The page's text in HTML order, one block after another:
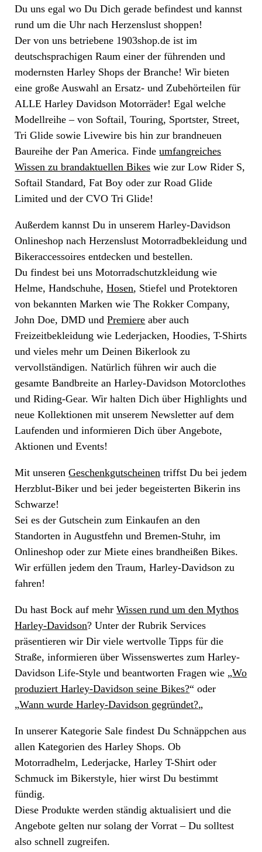
Du uns egal wo Du Dich gerade befindest und kannst
rund um die Uhr nach Herzenslust shoppen!
Der von uns betriebene 1903shop.de ist im
deutschsprachigen Raum einer der führenden und
modernsten Harley Shops der Branche! Wir bieten
eine große Auswahl an Ersatz- und Zubehörteilen für
ALLE Harley Davidson Motorräder! Egal welche
Modellreihe – von Softail, Touring, Sportster, Street,
Tri Glide sowie Livewire bis hin zur brandneuen
Baureihe der Pan America. Findeumfangreiches
Wissen zu brandaktuellen Bikes wie zur Low Rider S,
Softail Standard, Fat Boy oder zur Road Glide
Limited und der CVO Tri Glide!
Außerdem kannst Du in unserem Harley-Davidson
Onlineshop nach Herzenslust Motorradbekleidung und
Bikeraccessoires entdecken und bestellen.
Du findest bei uns Motorradschutzkleidung wie
Helme, Handschuhe,Hosen, Stiefel und Protektoren
von bekannten Marken wie The Rokker Company,
John Doe, DMD undPremiere aber auch
Freizeitbekleidung wie Lederjacken, Hoodies, T-Shirts
und vieles mehr um Deinen Bikerlook zu
vervollständigen. Natürlich führen wir auch die
gesamte Bandbreite an Harley-Davidson Motorclothes
und Riding-Gear. Wir halten Dich über Highlights und
neue Kollektionen mit unserem Newsletter auf dem
Laufenden und informieren Dich über Angebote,
Aktionen und Events!
Mit unserenGeschenkgutscheinen triffst Du bei jedem
Herzblut-Biker und bei jeder begeisterten Bikerin ins
Schwarze!
Sei es der Gutschein zum Einkaufen an den
Standorten in Augustfehn und Bremen-Stuhr, im
Onlineshop oder zur Miete eines brandheißen Bikes.
Wir erfüllen jedem den Traum, Harley-Davidson zu
fahren!
Du hast Bock auf mehrWissen rund um den Mythos
Harley-Davidson? Unter der Rubrik Services
präsentieren wir Dir viele wertvolle Tipps für die
Straße, informieren über Wissenswertes zum Harley-
Davidson Life-Style und beantworten Fragen wie „Wo
produziert Harley-Davidson seine Bikes?“ oder
„Wann wurde Harley-Davidson gegründet?„
In unserer Kategorie Sale findest Du Schnäppchen aus
allen Kategorien des Harley Shops. Ob
Motorradhelm, Lederjacke, Harley T-Shirt oder
Schmuck im Bikerstyle, hier wirst Du bestimmt
fündig.
Diese Produkte werden ständig aktualisiert und die
Angebote gelten nur solang der Vorrat – Du solltest
also schnell zugreifen.